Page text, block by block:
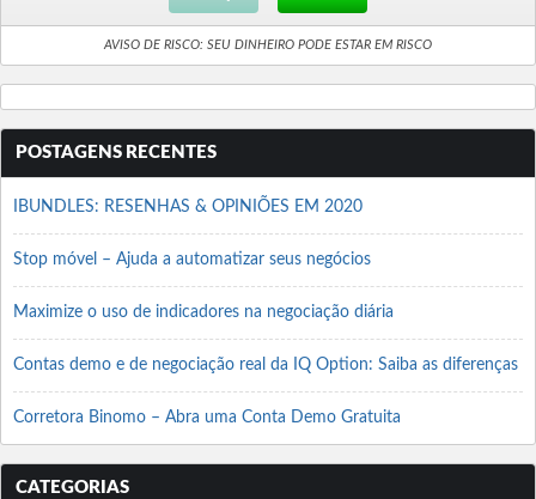
AVISO DE RISCO: SEU DINHEIRO PODE ESTAR EM RISCO
POSTAGENS RECENTES
IBUNDLES: RESENHAS & OPINIÕES EM 2020
Stop móvel – Ajuda a automatizar seus negócios
Maximize o uso de indicadores na negociação diária
Contas demo e de negociação real da IQ Option: Saiba as diferenças
Corretora Binomo – Abra uma Conta Demo Gratuita
CATEGORIAS